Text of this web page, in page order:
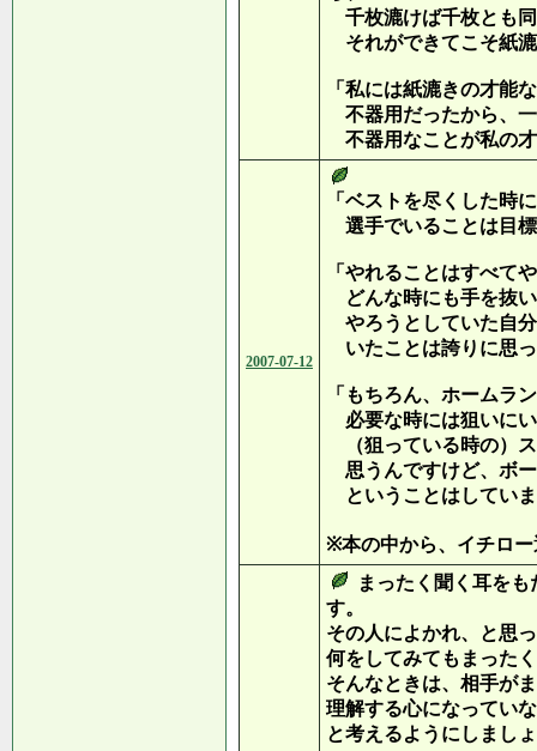
千枚漉けば千枚とも
それができてこそ紙
「私には紙漉きの才能
不器用だったから、
不器用なことが私の
2007-07-12
「ベストを尽くした時
選手でいることは目
「やれることはすべて
どんな時にも手を抜
やろうとしていた自
いたことは誇りに思
「もちろん、ホームラ
必要な時には狙いに
（狙っている時の）
思うんですけど、ボ
ということはしてい
※本の中から、イチロ
まったく聞く耳を
す。
その人によかれ、と思
何をしてみてもまった
そんなときは、相手が
理解する心になってい
と考えるようにしまし